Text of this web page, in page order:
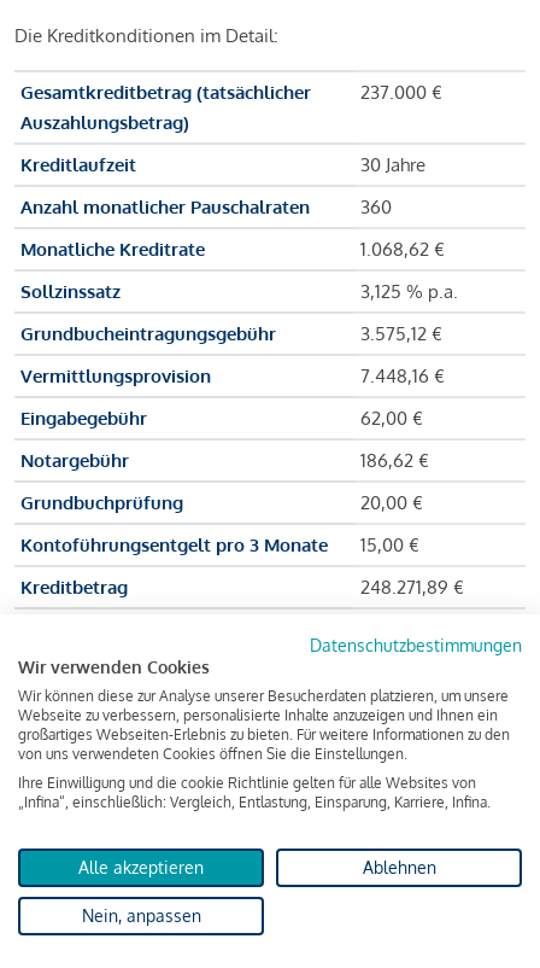
Die Kreditkonditionen im Detail:
Gesamtkreditbetrag (tatsächlicher
Auszahlungsbetrag)
237.000 €
Kreditlaufzeit
30 Jahre
Anzahl monatlicher Pauschalraten
360
Monatliche Kreditrate
1.068,62 €
Sollzinssatz
3,125 % p.a.
Grundbucheintragungsgebühr
3.575,12 €
Vermittlungsprovision
7.448,16 €
Eingabegebühr
62,00 €
Notargebühr
186,62 €
Grundbuchprüfung
20,00 €
Kontoführungsentgelt pro 3 Monate
15,00 €
Kreditbetrag
248.271,89 €
Zu zahlender Gesamtbetrag
Kreditvermittler
INFINA Credit
Broker GmbH
von 237.000 Euro ausgezahlt, um die Wohnung zu kaufen.
Darüber hinaus fallen aber noch einige Gebühren an (z. B. die
Grundbucheintragungsgebühr), sodass die Bank den
Datenschutzbestimmungen
Wir verwenden Cookies
Wir können diese zur Analyse unserer Besucherdaten platzieren, um unsere
Webseite zu verbessern, personalisierte Inhalte anzuzeigen und Ihnen ein
großartiges Webseiten-Erlebnis zu bieten. Für weitere Informationen zu den
von uns verwendeten Cookies öffnen Sie die Einstellungen.
Ihre Einwilligung und die cookie Richtlinie gelten für alle Websites von
„Infina“, einschließlich: Vergleich, Entlastung, Einsparung, Karriere, Infina.
Alle akzeptieren Ablehnen
Nein, anpassen